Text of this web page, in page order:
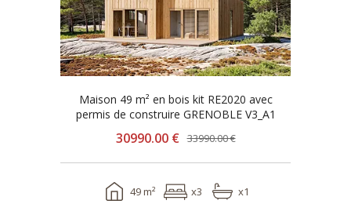
Maison 49 m² en bois kit RE2020 avec
permis de construire GRENOBLE V3_A1
30990.00 € 33990.00 €
49 m² x3 x1